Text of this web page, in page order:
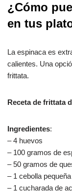
¿Cómo
en tus
La espinaca es
calientes. Una
frittata.
Receta de frittata
Ingredientes:
– 4 huevos
– 100 gramos de
– 50 gramos de
– 1 cebolla
– 1 cucharada de